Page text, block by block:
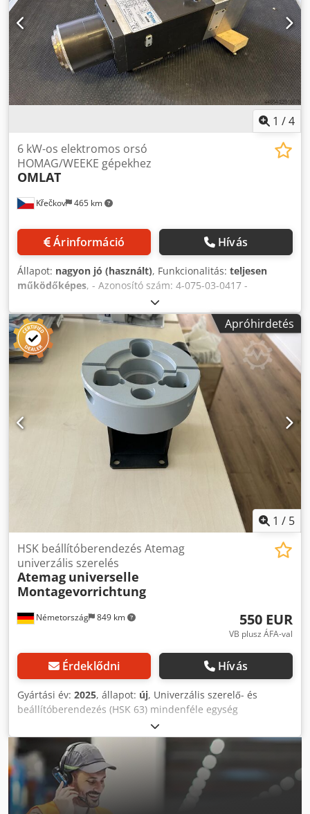
1 /4
Křečkov 465 km
6 kW-os elektromos orsó
HOMAG/WEEKE gépekhez
OMLAT
Árinformáció Hívás
Állapot: nagyon jó (használt), Funkcionalitás: teljesen
működőképes, - Azonosító szám: 4-075-03-0417 -
Rajzszám: 06273 Chedpfx Acjy U Rzho Ioa - Teljesítmény:
4,5/6 kW (S1/S6) - Fordulatszám: 12.000 – 21.000 ford./perc
Apróhirdetés
1 / 5
Németország 849 km
HSK beállítóberendezés Atemag
univerzális szerelés
Atemag universelle
Montagevorrichtung
550 EUR
VB plusz ÁFA-val
Érdeklődni Hívás
Gyártási év: 2025, állapot: új, Univerzális szerelő- és
beállítóberendezés (HSK 63) mindenféle egység
biztonságos befogásához a gépen kívül – függetlenül a
kivitelétől és a gépcsatlakozástól. A berendezés lehetővé
teszi nemcsak az egységek karbantartását, hanem
szárszerszámok vagy komplett szerszámkészletek
megbízható szerelését és beállítását is – akár az
egységben, feszítőtüskében vagy marótengelyen – gyorsan,
precízen és biztonságosan. A berendezés minden elterjedt